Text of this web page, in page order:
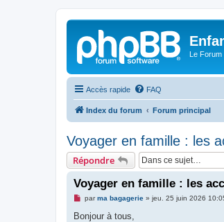
Le Forum
Accès rapide FAQ
Index du forum Forum principal
Voyager en famille : les
Répondre
Voyager en famille : les
M
s
parma bagagerie» jeu. 25 juin 2026
Bonjour à tous,